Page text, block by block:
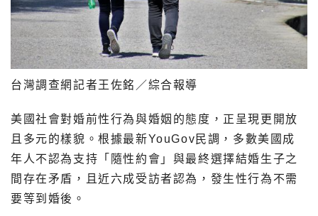
台灣調查網記者王佐銘／綜合報導
美國社會對婚前性行為與婚姻的態度，正呈現更開放
且多元的樣貌。根據最新YouGov民調，多數美國成
年人不認為支持「隨性約會」與最終選擇結婚生子之
間存在矛盾，且近六成受訪者認為，發生性行為不需
要等到婚後。